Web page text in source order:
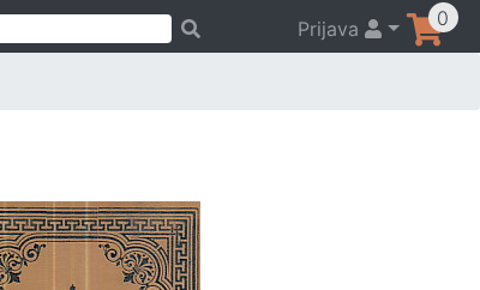
Prijava 0